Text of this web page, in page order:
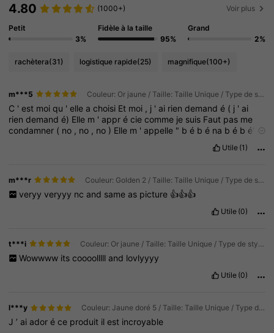
4.80 (1000+) Voir plus
Petit
3%
Fidèle à la taille
95%
Grand
2%
rachètera(31) logistique rapide(25) magnifique(100+)
m***5
C 'est moiqu 'elle achoisi Et moi , j ' ai riendemandé ( j ' ai
riendemandé) Elle m ' appréciecomme je suis Faut pas me
condamner ( no , no , no ) Elle m ' appelle " bé bé na bé b é"B
ébé
Utile (1)
m***r
veryy veryyy nc and same as picture 👍👍👍
Utile (0)
t***i
Wowwww its coooolllll and lovlyyyy
Utile (0)
l***y Couleur: Jaune doré 5 / Taille: Taille Unique / Type de style: ensemble deux pièces
J’ ai adoréce produit ilest incroyable